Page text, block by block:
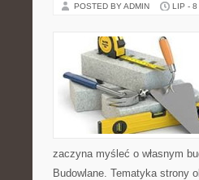
POSTED BY ADMIN LIP - 8
zaczyna myśleć o własnym
Budowlane. Tematyka strony